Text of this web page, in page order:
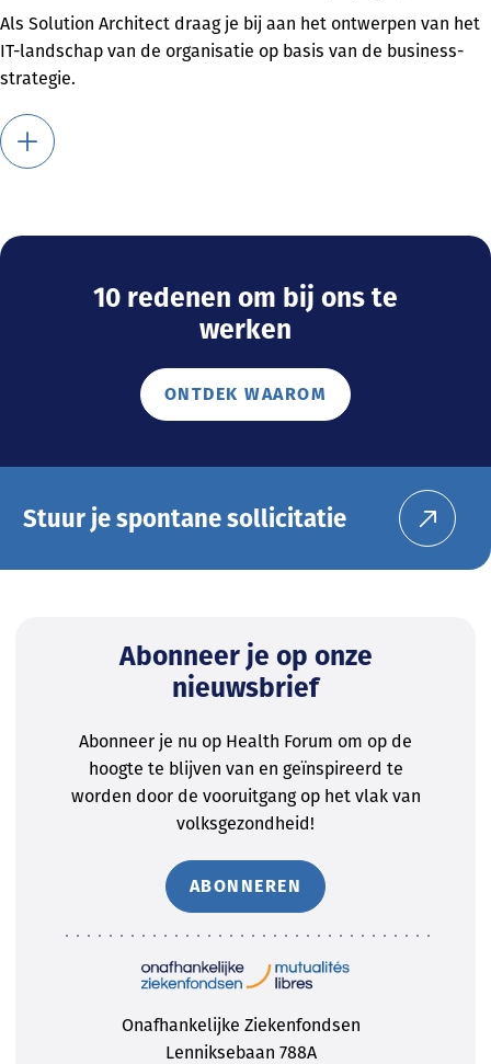
Als Solution Architect draag je bij aan het ontwerpen van het
IT-landschap van de organisatie op basis van de business-
strategie.
10 redenen om bij ons te
werken
ONTDEK WAAROM
Stuur je spontane sollicitatie
Abonneer je op onze
nieuwsbrief
Abonneer je nu op Health Forum om op de
hoogte te blijven van en geïnspireerd te
worden door de vooruitgang op het vlak van
volksgezondheid!
ABONNEREN
Onafhankelijke Ziekenfondsen
Lenniksebaan 788A